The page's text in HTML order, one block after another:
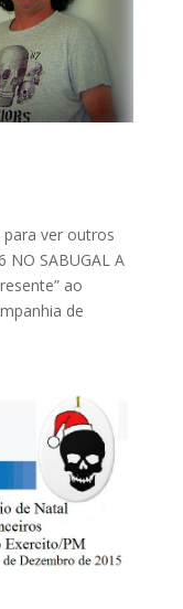
para ver outros
NO SABUGAL A
ao
de